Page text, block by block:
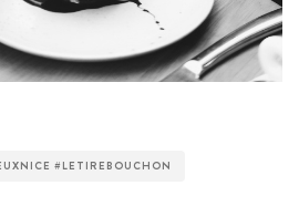
#LETIREBOUCHON